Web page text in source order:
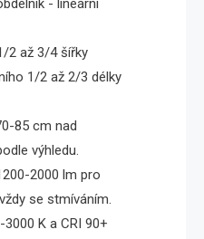
- lineární
2 až 3/4 šířky
1/2 až 2/3 délky
85 cm nad
výhledu.
2000 lm pro
se stmíváním.
3000 K a CRI 90+